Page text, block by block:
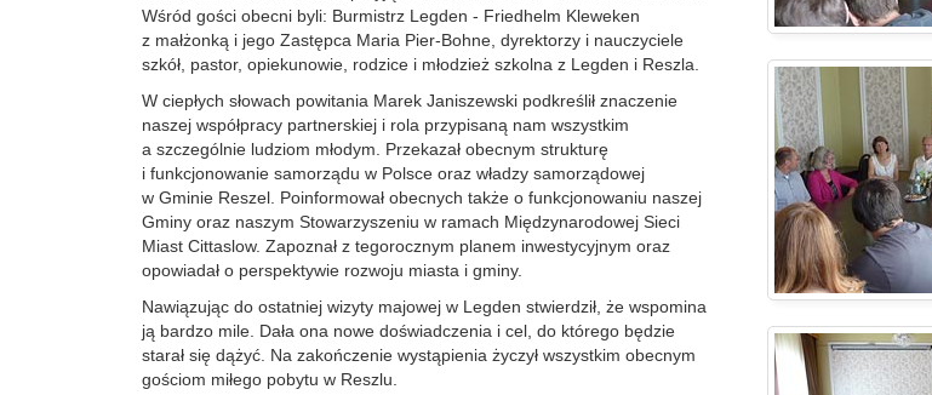
Wśród gości obecni byli: Burmistrz Legden - Friedhelm Kleweken
z małżonką i jego Zastępca Maria Pier-Bohne, dyrektorzy i nauczyciele
szkół, pastor, opiekunowie, rodzice i młodzież szkolna z Legden i Reszla.
W ciepłych słowach powitania Marek Janiszewski podkreślił znaczenie
naszej współpracy partnerskiej i rola przypisaną nam wszystkim
a szczególnie ludziom młodym. Przekazał obecnym strukturę
i funkcjonowanie samorządu w Polsce oraz władzy samorządowej
w Gminie Reszel. Poinformował obecnych także o funkcjonowaniu naszej
Gminy oraz naszym Stowarzyszeniu w ramach Międzynarodowej Sieci
Miast Cittaslow. Zapoznał z tegorocznym planem inwestycyjnym oraz
opowiadał o perspektywie rozwoju miasta i gminy.
Nawiązując do ostatniej wizyty majowej w Legden stwierdził, że wspomina
ją bardzo mile. Dała ona nowe doświadczenia i cel, do którego będzie
starał się dążyć. Na zakończenie wystąpienia życzył wszystkim obecnym
gościom miłego pobytu w Reszlu.